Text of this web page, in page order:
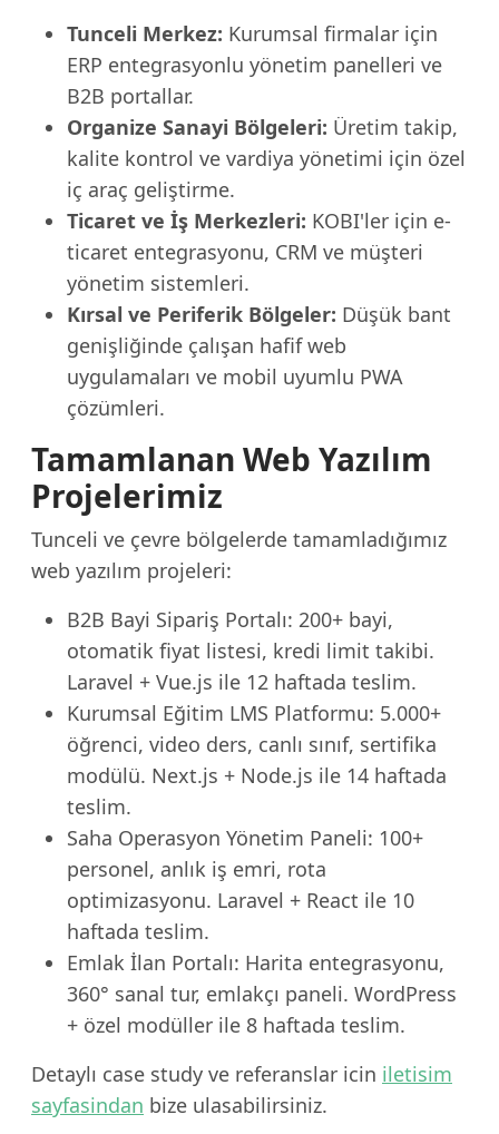
Tunceli Merkez: Kurumsal firmalar için
ERP entegrasyonlu yönetim panelleri ve
B2B portallar.
Organize Sanayi Bölgeleri: Üretim takip,
kalite kontrol ve vardiya yönetimi için özel
iç araç geliştirme.
Ticaret ve İş Merkezleri: KOBI'ler için e-
ticaret entegrasyonu, CRM ve müşteri
yönetim sistemleri.
Kırsal ve Periferik Bölgeler: Düşük bant
genişliğinde çalışan hafif web
uygulamaları ve mobil uyumlu PWA
çözümleri.
Tamamlanan Web Yazılım
Projelerimiz
Tunceli ve çevre bölgelerde tamamladığımız
web yazılım projeleri:
B2B Bayi Sipariş Portalı: 200+ bayi,
otomatik fiyat listesi, kredi limit takibi.
Laravel + Vue.js ile 12 haftada teslim.
Kurumsal Eğitim LMS Platformu: 5.000+
öğrenci, video ders, canlı sınıf, sertifika
modülü. Next.js + Node.js ile 14 haftada
teslim.
Saha Operasyon Yönetim Paneli: 100+
personel, anlık iş emri, rota
optimizasyonu. Laravel + React ile 10
haftada teslim.
Emlak İlan Portalı: Harita entegrasyonu,
360° sanal tur, emlakçı paneli. WordPress
+ özel modüller ile 8 haftada teslim.
Detaylı case study ve referanslar icin iletisim
sayfasindan bize ulasabilirsiniz.